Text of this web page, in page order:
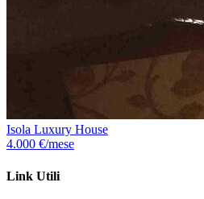
Isola Luxury House
4.000 €/mese
Link Utili